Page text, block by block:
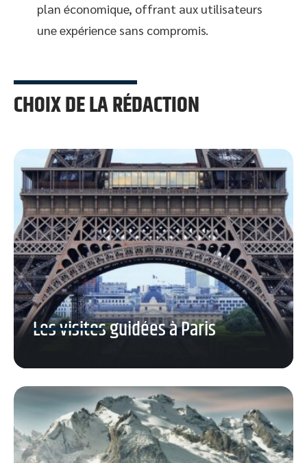
plan économique, offrant aux utilisateurs
une expérience sans compromis.
CHOIX DE LA RÉDACTION
Les visites guidées à Paris